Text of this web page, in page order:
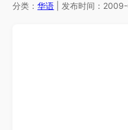
分类：华语 | 发布时间：